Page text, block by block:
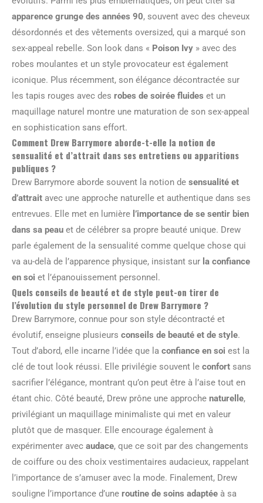
apparence grunge des années 90, souvent avec des cheveux
désordonnés et des vêtements oversized, qui a marqué son
sex-appeal rebelle. Son look dans « Poison Ivy » avec des
robes moulantes et un style provocateur est également
iconique. Plus récemment, son élégance décontractée sur
les tapis rouges avec des robes de soirée fluides et un
maquillage naturel montre une maturation de son sex-appeal
en sophistication sans effort.
Comment Drew Barrymore aborde-t-elle la notion de
sensualité et d’attrait dans ses entretiens ou apparitions
publiques ?
Drew Barrymore aborde souvent la notion de sensualité et
d’attrait avec une approche naturelle et authentique dans ses
entrevues. Elle met en lumière l’importance de se sentir bien
dans sa peau et de célébrer sa propre beauté unique. Drew
parle également de la sensualité comme quelque chose qui
va au-delà de l’apparence physique, insistant sur la confiance
en soi et l’épanouissement personnel.
Quels conseils de beauté et de style peut-on tirer de
l’évolution du style personnel de Drew Barrymore ?
Drew Barrymore, connue pour son style décontracté et
évolutif, enseigne plusieurs conseils de beauté et de style.
Tout d’abord, elle incarne l’idée que la confiance en soi est la
clé de tout look réussi. Elle privilégie souvent le confort sans
sacrifier l’élégance, montrant qu’on peut être à l’aise tout en
étant chic. Côté beauté, Drew prône une approche naturelle,
privilégiant un maquillage minimaliste qui met en valeur
plutôt que de masquer. Elle encourage également à
expérimenter avec audace, que ce soit par des changements
de coiffure ou des choix vestimentaires audacieux, rappelant
l’importance de s’amuser avec la mode. Finalement, Drew
souligne l’importance d’une routine de soins adaptée à sa